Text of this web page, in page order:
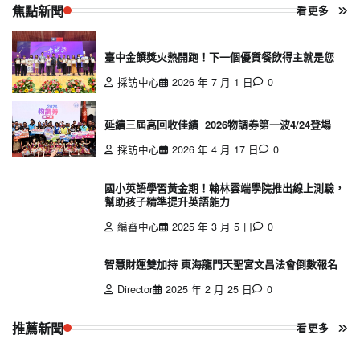
焦點新聞 看更多
臺中金饌獎火熱開跑！下一個優質餐飲得主就是您
採訪中心
2026 年 7 月 1 日 0
延續三屆高回收佳績 2026物調券第一波4/24登場
採訪中心
2026 年 4 月 17 日 0
國小英語學習黃金期！翰林雲端學院推出線上測驗，
幫助孩子精準提升英語能力
編審中心
2025 年 3 月 5 日 0
智慧財運雙加持 東海龍門天聖宮文昌法會倒數報名
Director
2025 年 2 月 25 日 0
推薦新聞 看更多